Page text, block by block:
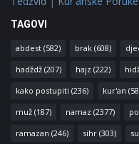
TAGOVI
abdest (582) brak (608)
hadždž (207) hajz (222)
kako postupiti (236) kur'an
muž (187) namaz (2377)
ramazan (246) sihr (303)